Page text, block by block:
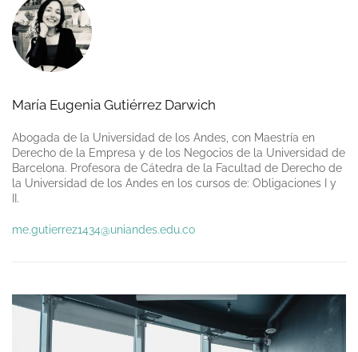
María Eugenia Gutiérrez Darwich
Abogada de la Universidad de los Andes, con Maestría en
Derecho de la Empresa y de los Negocios de la Universidad de
Barcelona. Profesora de Cátedra de la Facultad de Derecho de
la Universidad de los Andes en los cursos de: Obligaciones I y
II.
me.gutierrez1434@uniandes.edu.co